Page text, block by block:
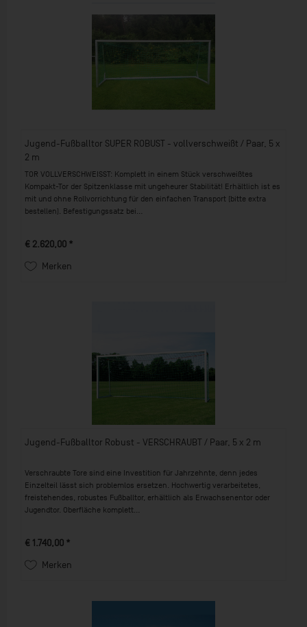
Jugend-Fußballtor SUPER ROBUST - vollverschweißt / Paar, 5 x
2 m
TOR VOLLVERSCHWEISST: Komplett in einem Stück verschweißtes
Kompakt-Tor der Spitzenklasse mit ungeheurer Stabilität! Erhältlich ist es
mit und ohne Rollvorrichtung für den einfachen Transport (bitte extra
bestellen). Befestigungssatz bei...
€ 2.620,00 *
Merken
Jugend-Fußballtor Robust - VERSCHRAUBT / Paar, 5 x 2 m
Verschraubte Tore sind eine Investition für Jahrzehnte, denn jedes
Einzelteil lässt sich problemlos ersetzen. Hochwertig verarbeitetes,
freistehendes, robustes Fußballtor, erhältlich als Erwachsenentor oder
Jugendtor. Oberfläche komplett...
€ 1.740,00 *
Merken